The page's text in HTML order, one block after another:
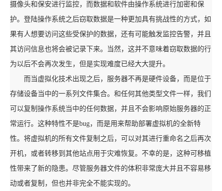
摄像头和保安进行监控，而数据和软件由操作系统进行加密和保
护。登陆操作系统之后窃取数据是一种更加具有挑战性的方式，如
果有人想要访问这些受保护的数据，还有可能触发监控告警，并且
其访问信息也将会被记录下来。当然，这并不意味着窃取数据的行
为以后不会再次发生，但是实现难度已经大大提升。
而当虚拟化技术出现之后，服务器不再是硬件设备，而是位于
存储设备当中的一系列文件集合。和任何其他类型文件一样，我们
可以复制操作系统当中的任何数据，并且不会影响原始服务器的正
常运行。这种特性不是bug，而是用来帮助部署虚拟机的全新特
性。将虚拟机的所有文件复制之后，可以对其进行重命名之后再次
开机，或者转移到其他站点用于灾难恢复。不幸的是，这种可移植
性带来了新的隐患。尽管服务器文件的体积非常庞大并且不容易移
动或者复制，但也并非完全不能实现的。